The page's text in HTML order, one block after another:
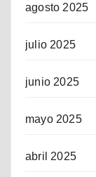
agosto 2025
julio 2025
junio 2025
mayo 2025
abril 2025